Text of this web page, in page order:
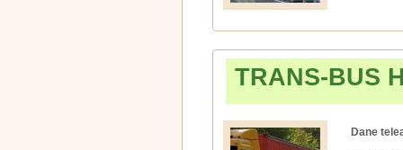
TRANS-BUS
Dane